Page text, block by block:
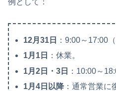
例として：
12月31日
：9:00～17:00
1月1日
：休業。
1月2日・3日
：10:00～
1月4日以降 ：通常営業に